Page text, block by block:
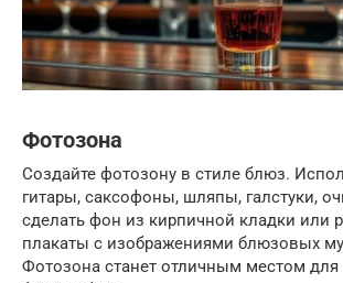
Фотозона
Создайте фотозону в стиле блюз.
гитары, саксофоны, шляпы, галстуки,
сделать фон из кирпичной кладки или
плакаты с изображениями блюзовых
Фотозона станет отличным местом